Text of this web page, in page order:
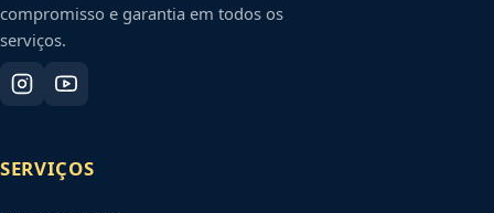
compromisso e garantia em todos os
serviços.
SERVIÇOS